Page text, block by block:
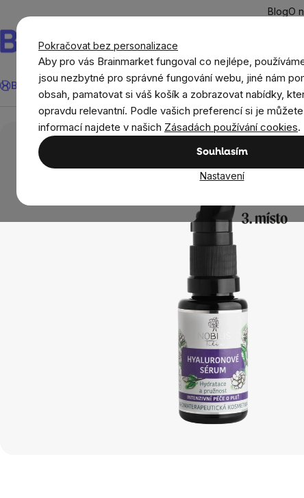
Pokračovat bez personalizace
Aby pro vás Brainmarket fungoval co nejlépe,
jsou nezbytné pro správné fungování webu, jiné nám
obsah, pamatovat si váš košík a zobrazovat nabídky,
opravdu relevantní. Podle vašich preferencí si je
informací najdete v našich Zásadách používání cookies.
Souhlasím
Nastavení
obsah
BlogO
Hledat
BrainMax® Léto Ušetři CíleDoplňky stravy a výživa
Přírodní kosmetika Péče o pleť a rty